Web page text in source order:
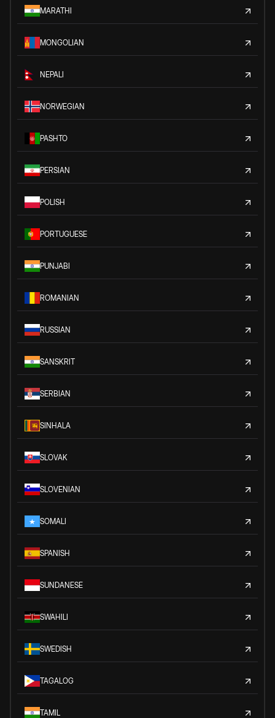
MARATHI
MONGOLIAN
NEPALI
NORWEGIAN
PASHTO
PERSIAN
POLISH
PORTUGUESE
PUNJABI
ROMANIAN
RUSSIAN
SANSKRIT
SERBIAN
SINHALA
SLOVAK
SLOVENIAN
SOMALI
SPANISH
SUNDANESE
SWAHILI
SWEDISH
TAGALOG
TAMIL